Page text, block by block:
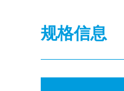
规格信息